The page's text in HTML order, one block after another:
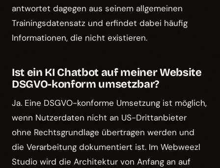
antwortet dagegen aus seinem allgemeinen
Trainingsdatensatz und erfindet dabei häufig
Informationen, die nicht existieren.
Ist ein KI Chatbot auf meiner Website
DSGVO-konform umsetzbar?
Ja. Eine DSGVO-konforme Umsetzung ist möglich,
wenn Nutzerdaten nicht an US-Drittanbieter
ohne Rechtsgrundlage übertragen werden und
die Verarbeitung dokumentiert ist. Im Webweezl
Studio wird die Architektur von Anfang an auf